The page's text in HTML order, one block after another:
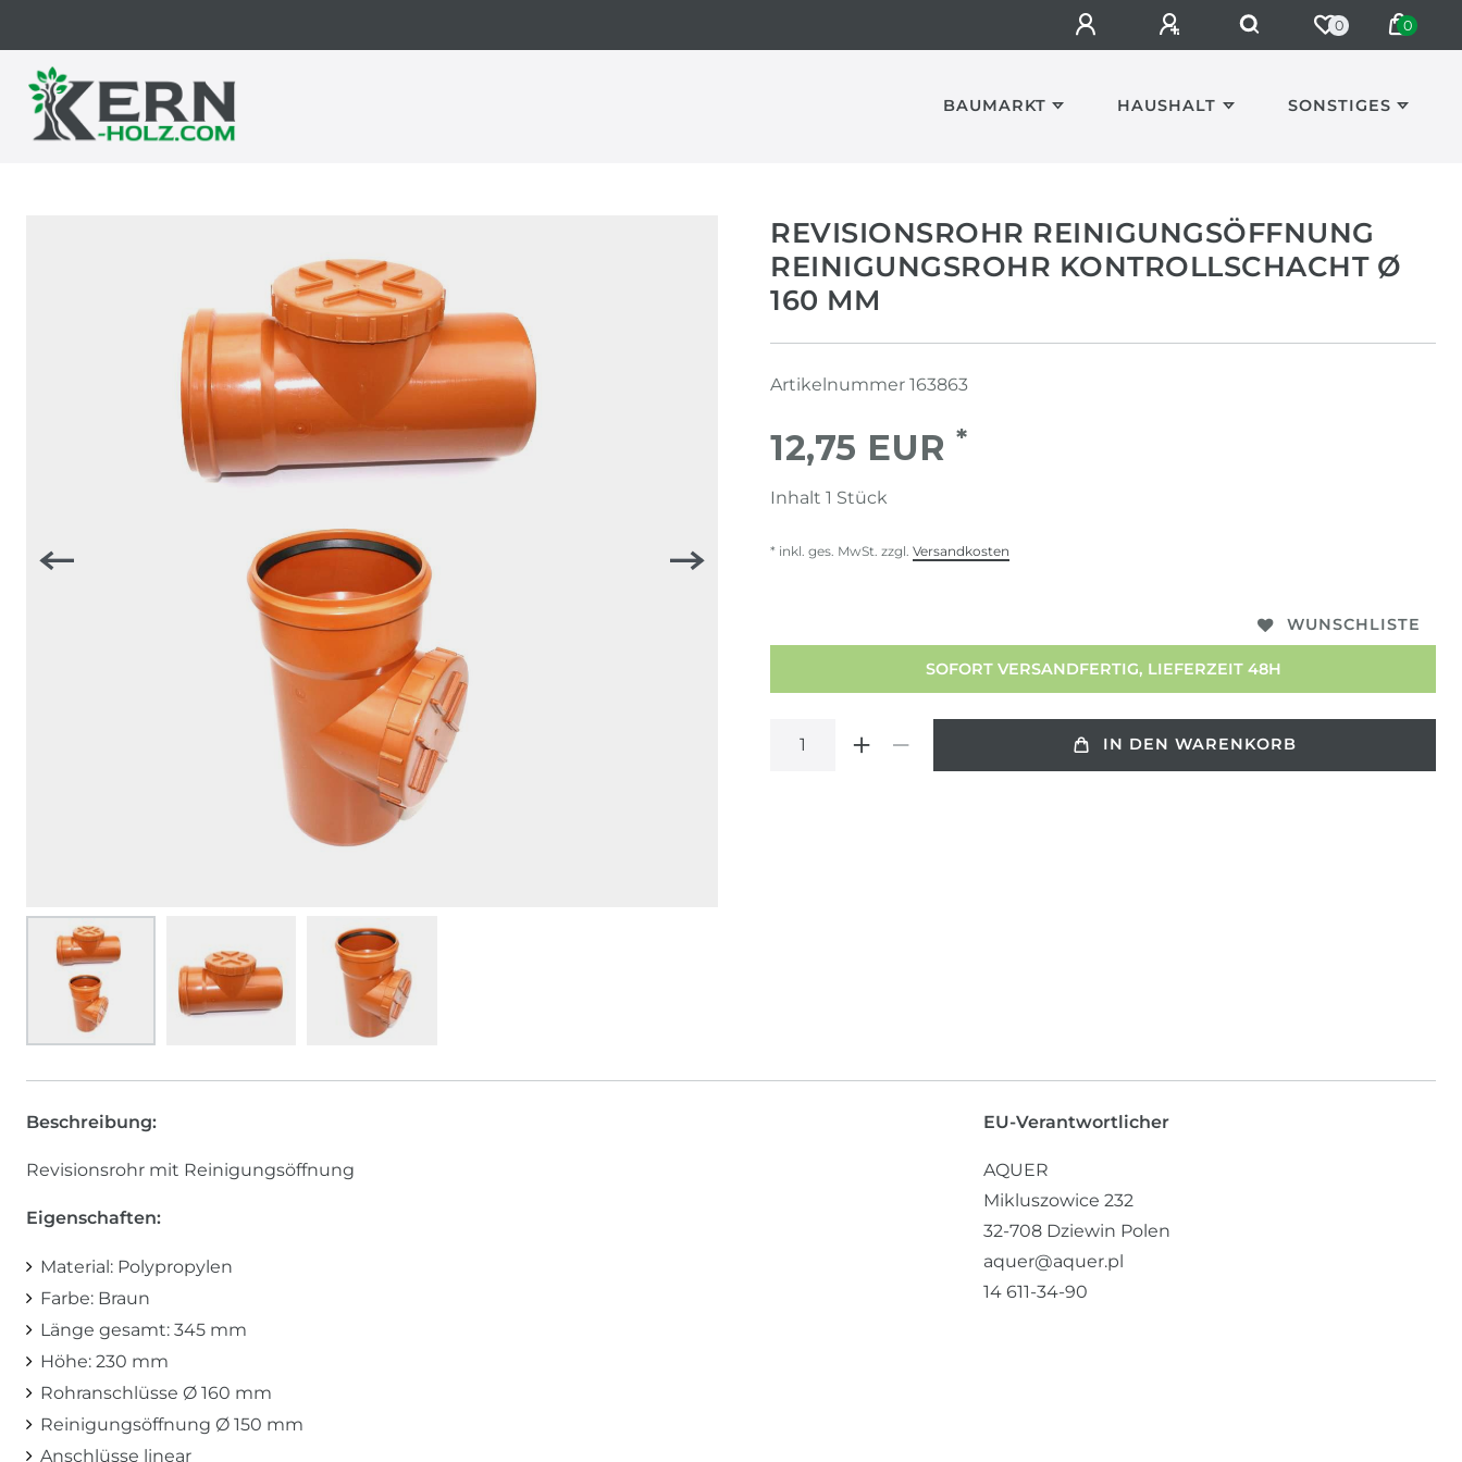
0 0
BAUMARKT HAUSHALT SONSTIGES
REVISIONSROHR REINIGUNGSÖFFNUNG
REINIGUNGSROHR KONTROLLSCHACHT Ø
160 MM
Artikelnummer 163863
12,75 EUR *
Inhalt 1 Stück
* inkl. ges. MwSt. zzgl. Versandkosten
WUNSCHLISTE
SOFORT VERSANDFERTIG, LIEFERZEIT 48H
IN DEN WARENKORB
Beschreibung:
Revisionsrohr mit Reinigungsöffnung
Eigenschaften:
Material: Polypropylen
Farbe: Braun
Länge gesamt: 345 mm
Höhe: 230 mm
Rohranschlüsse Ø 160 mm
Reinigungsöffnung Ø 150 mm
Anschlüsse linear
EU-Verantwortlicher
AQUER
Mikluszowice 232
32-708 Dziewin Polen
aquer@aquer.pl
14 611-34-90